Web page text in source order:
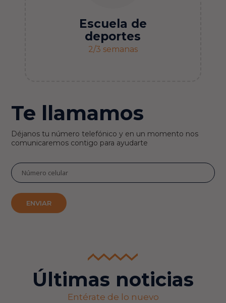
Escuela de
deportes
2/3 semanas
Te llamamos
Déjanos tu número telefónico y en un momento nos
comunicaremos contigo para ayudarte
Últimas noticias
Entérate de lo nuevo